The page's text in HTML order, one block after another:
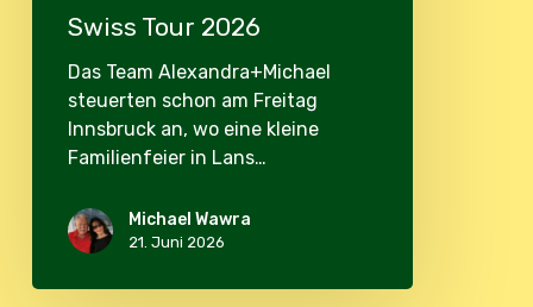
Swiss Tour 2026
Das Team Alexandra+Michael
steuerten schon am Freitag
Innsbruck an, wo eine kleine
Familienfeier in Lans…
Michael Wawra
21. Juni 2026